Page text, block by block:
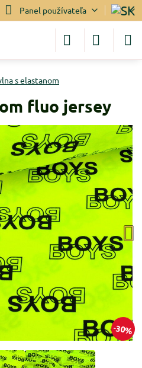
Panel používateľa
30%
s elastanom
fluo jersey